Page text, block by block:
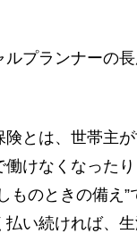
プランナーの
険とは、世帯主
働けなくなった
ものときの備え”
払い続ければ、